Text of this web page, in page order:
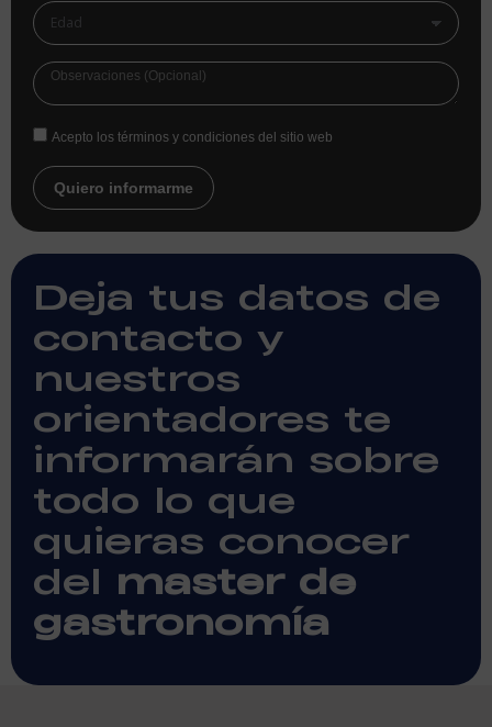
Acepto los términos y condiciones del sitio web
Quiero informarme
Deja tus datos de
contacto y
nuestros
orientadores te
informarán sobre
todo lo que
quieras conocer
del master de
gastronomía​